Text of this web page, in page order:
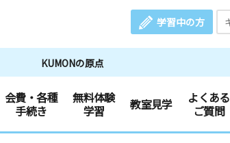
学習中の方
KUMONの原点
会費・各種
手続き
無料体験
学習
教室見学
よくある
ご質問